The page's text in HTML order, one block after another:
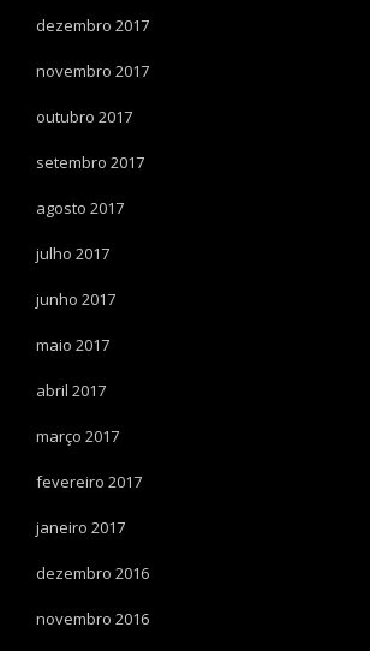
dezembro 2017
novembro 2017
outubro 2017
setembro 2017
agosto 2017
julho 2017
junho 2017
maio 2017
abril 2017
março 2017
fevereiro 2017
janeiro 2017
dezembro 2016
novembro 2016